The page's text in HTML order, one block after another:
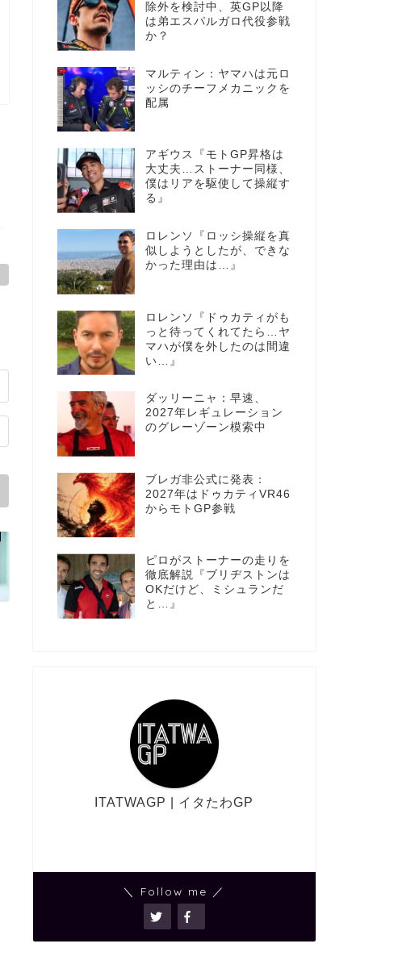
除外を検討中、英GP以降
は弟エスパルガロ代役参戦
か？
マルティン：ヤマハは元ロ
ッシのチーフメカニックを
配属
アギウス『モトGP昇格は
大丈夫…ストーナー同様、
僕はリアを駆使して操縦す
る』
ロレンソ『ロッシ操縦を真
似しようとしたが、できな
かった理由は…』
ロレンソ『ドゥカティがも
っと待ってくれてたら…ヤ
マハが僕を外したのは間違
い…』
ダッリーニャ：早速、
2027年レギュレーション
のグレーゾーン模索中
ブレガ非公式に発表：
2027年はドゥカティVR46
からモトGP参戦
ピロがストーナーの走りを
徹底解説『ブリヂストンは
OKだけど、ミシュランだ
と…』
ITATWAGP | イタたわGP
＼ Follow me ／